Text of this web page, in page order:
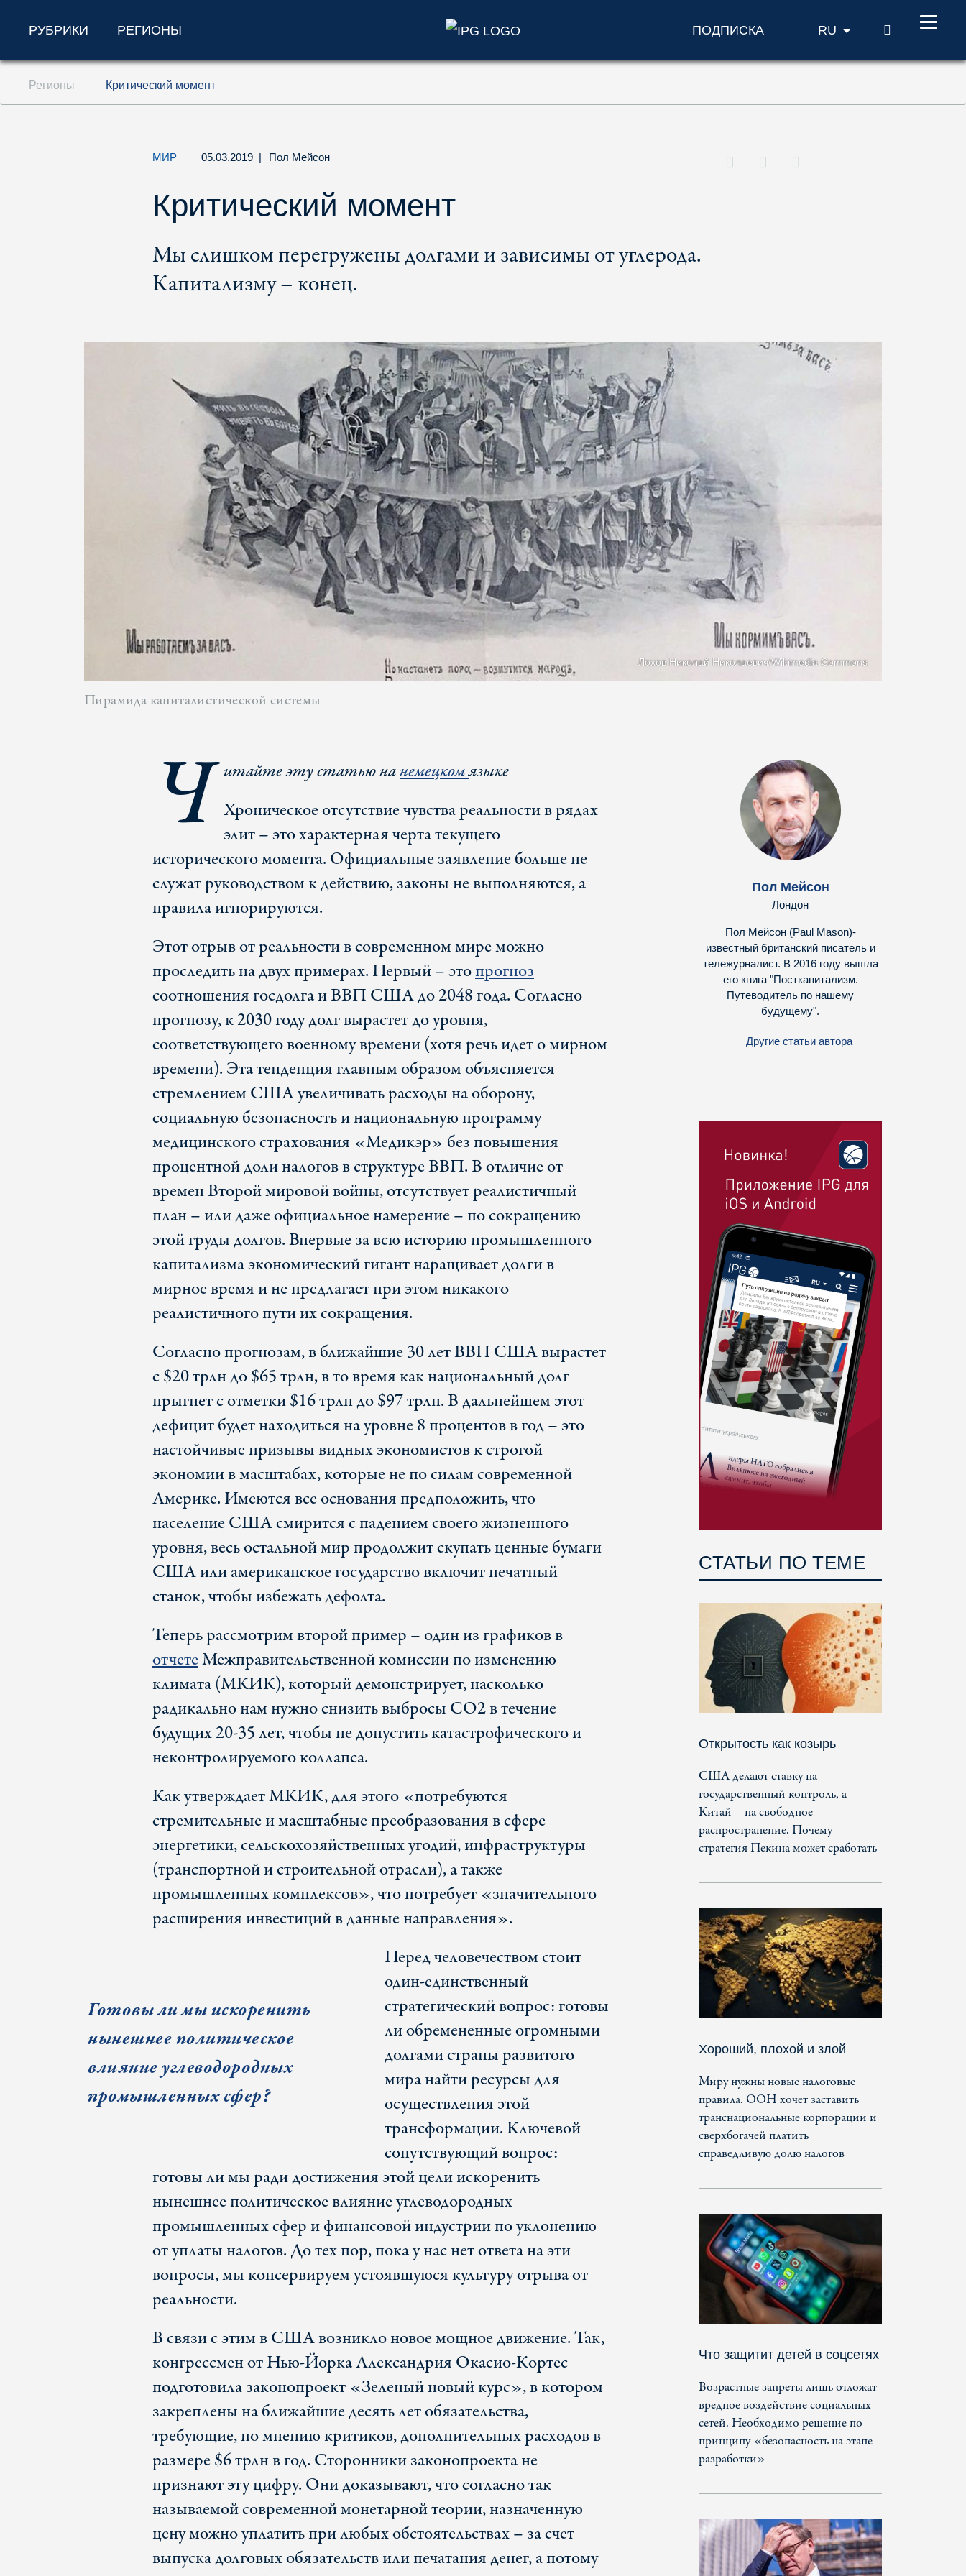
Перейти к содержанию (ключ доступа '1')
Перейти к поиску (ключ доступа '2')
РУБРИКИ РЕГИОНЫ ПОДПИСКА RU ПОИСК
Регионы Критический момент
МИР 05.03.2019 | Пол Мейсон
Критический момент
Мы слишком перегружены долгами и зависимы от углерода.
Капитализму – конец.
Лохов Николай Николаевич/Wikimedia Commons
Пирамида капиталистической системы
Ч итайте эту статью нанемецкомязыке
Хроническое отсутствие чувства реальности в рядах
элит – это характерная черта текущего
исторического момента. Официальные заявление больше не
служат руководством к действию, законы не выполняются, а
правила игнорируются.
Этот отрыв от реальности в современном мире можно
проследить на двух примерах. Первый – этопрогноз
соотношения госдолга и ВВП США до 2048 года. Согласно
прогнозу, к 2030 году долг вырастет до уровня,
соответствующего военному времени (хотя речь идет о мирном
времени). Эта тенденция главным образом объясняется
стремлением США увеличивать расходы на оборону,
социальную безопасность и национальную программу
медицинского страхования «Медикэр» без повышения
процентной доли налогов в структуре ВВП. В отличие от
времен Второй мировой войны, отсутствует реалистичный
план – или даже официальное намерение – по сокращению
этой груды долгов. Впервые за всю историю промышленного
капитализма экономический гигант наращивает долги в
мирное время и не предлагает при этом никакого
реалистичного пути их сокращения.
Согласно прогнозам, в ближайшие 30 лет ВВП США вырастет
с $20 трлн до $65 трлн, в то время как национальный долг
прыгнет с отметки $16 трлн до $97 трлн. В дальнейшем этот
дефицит будет находиться на уровне 8 процентов в год – это
настойчивые призывы видных экономистов к строгой
экономии в масштабах, которые не по силам современной
Америке. Имеются все основания предположить, что
население США смирится с падением своего жизненного
уровня, весь остальной мир продолжит скупать ценные бумаги
США или американское государство включит печатный
станок, чтобы избежать дефолта.
Теперь рассмотрим второй пример – один из графиков в
отчетеМежправительственной комиссии по изменению
климата (МКИК), который демонстрирует, насколько
радикально нам нужно снизить выбросы СO2 в течение
будущих 20-35 лет, чтобы не допустить катастрофического и
неконтролируемого коллапса.
Как утверждает МКИК, для этого «потребуются
стремительные и масштабные преобразования в сфере
энергетики, сельскохозяйственных угодий, инфраструктуры
(транспортной и строительной отрасли), а также
промышленных комплексов», что потребует «значительного
расширения инвестиций в данные направления».
Готовы ли мы искоренить
нынешнее политическое
влияние углеводородных
промышленных сфер?
Перед человечеством стоит
один-единственный
стратегический вопрос: готовы
ли обремененные огромными
долгами страны развитого
мира найти ресурсы для
осуществления этой
трансформации. Ключевой
сопутствующий вопрос:
готовы ли мы ради достижения этой цели искоренить
нынешнее политическое влияние углеводородных
промышленных сфер и финансовой индустрии по уклонению
от уплаты налогов. До тех пор, пока у нас нет ответа на эти
вопросы, мы консервируем устоявшуюся культуру отрыва от
реальности.
В связи с этим в США возникло новое мощное движение. Так,
конгрессмен от Нью-Йорка Александрия Окасио-Кортес
подготовила законопроект «Зеленый новый курс», в котором
закреплены на ближайшие десять лет обязательства,
требующие, по мнению критиков, дополнительных расходов в
размере $6 трлн в год. Сторонники законопроекта не
признают эту цифру. Они доказывают, что согласно так
называемой современной монетарной теории, назначенную
цену можно уплатить при любых обстоятельствах – за счет
выпуска долговых обязательств или печатания денег, а потому
Пол Мейсон
Лондон
Пол Мейсон (Paul Mason)-
известный британский писатель и
тележурналист. В 2016 году вышла
его книга "Посткапитализм.
Путеводитель по нашему
будущему".
Другие статьи автора
СТАТЬИ ПО ТЕМЕ
Открытость как козырь
США делают ставку на
государственный контроль, а
Китай – на свободное
распространение. Почему
стратегия Пекина может сработать
Хороший, плохой и злой
Миру нужны новые налоговые
правила. ООН хочет заставить
транснациональные корпорации и
сверхбогачей платить
справедливую долю налогов
Что защитит детей в соцсетях
Возрастные запреты лишь отложат
вредное воздействие социальных
сетей. Необходимо решение по
принципу «безопасность на этапе
разработки»